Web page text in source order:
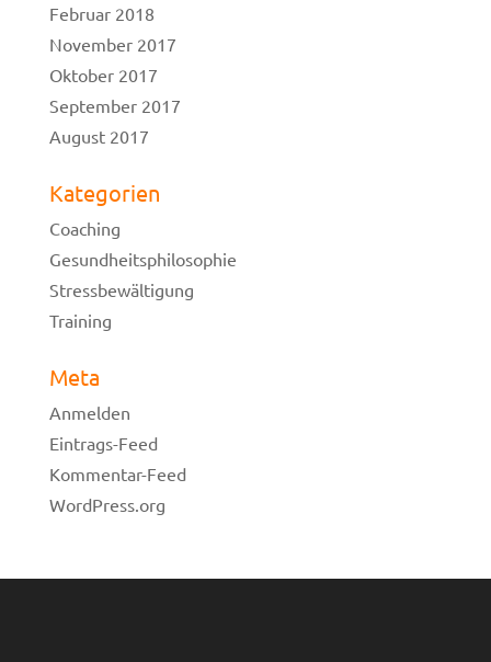
Februar 2018
November 2017
Oktober 2017
September 2017
August 2017
Kategorien
Coaching
Gesundheitsphilosophie
Stressbewältigung
Training
Meta
Anmelden
Eintrags-Feed
Kommentar-Feed
WordPress.org